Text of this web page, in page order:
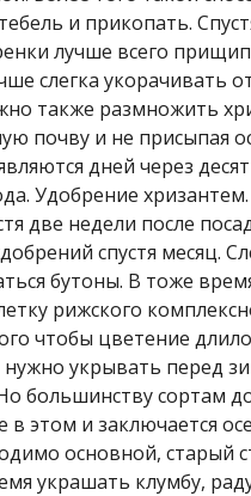
и прикопать.
лучше всего
слегка укорачивать
также размножить
почву и не присыпая
дней через
Удобрение
две недели после
спустя месяц.
бутоны. В тоже
рижского
чтобы цветение
укрывать перед
большинству сортам
этом и заключается
основной, старый
украшать клумбу,